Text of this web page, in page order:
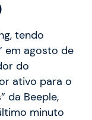
tendo
em agosto de
do
ativo para o
da Beeple,
minuto